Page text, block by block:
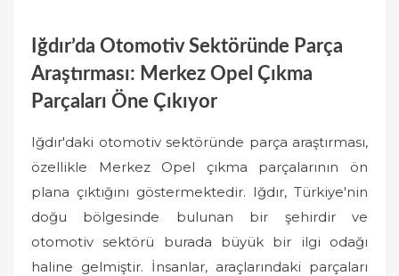
Iğdır’da Otomotiv Sektöründe Parça
Araştırması: Merkez Opel Çıkma
Parçaları Öne Çıkıyor
Iğdır'daki otomotiv sektöründe parça araştırması,
özellikle Merkez Opel çıkma parçalarının ön
plana çıktığını göstermektedir. Iğdır, Türkiye'nin
doğu bölgesinde bulunan bir şehirdir ve
otomotiv sektörü burada büyük bir ilgi odağı
haline gelmiştir. İnsanlar, araçlarındaki parçaları